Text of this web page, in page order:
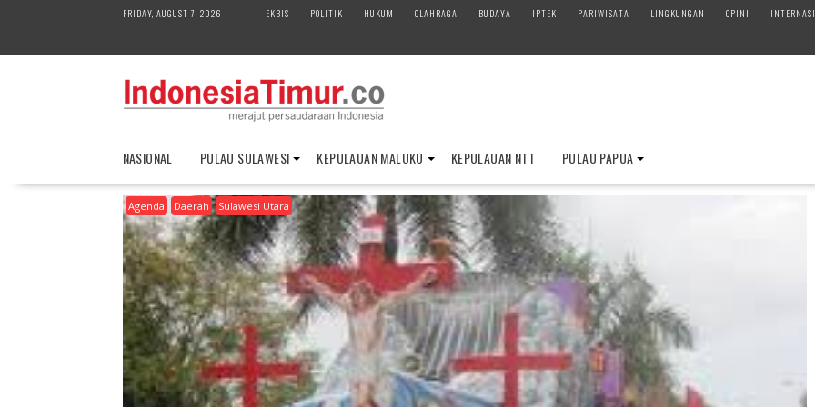
FRIDAY, AUGUST 7, 2026 EKBIS POLITIK HUKUM OLAHRAGA BUDAYA IPTEK PARIWISATA LINGKUNGAN OPINI
NASIONAL PULAU SULAWESI KEPULAUAN MALUKU KEPULAUAN NTT PULAU PAPUA
Agenda Daerah Sulawesi Utara